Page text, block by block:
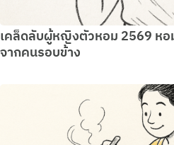
เคล็ดลับผู้หญิงตัวหอม 2569 หอ
จากคนรอบข้าง